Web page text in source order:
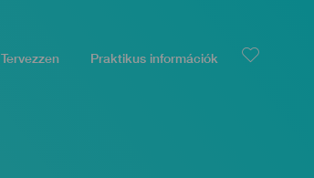
Tervezzen Praktikus információk